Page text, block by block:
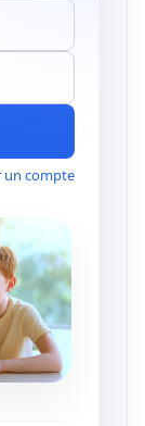
un compte